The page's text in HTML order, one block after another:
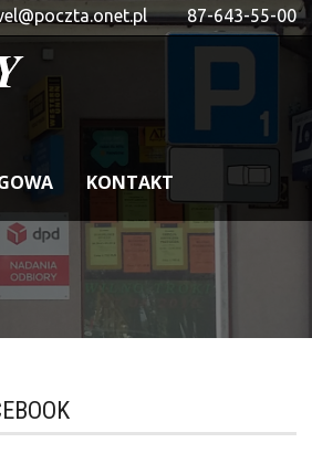
87-643-55-00
KONTAKT